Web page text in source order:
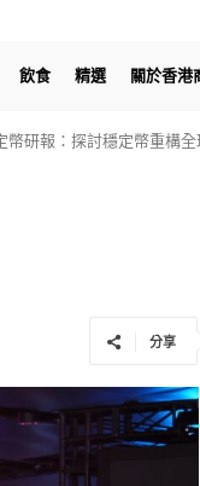
飲食 精選 關於香港
幣研報：探討穩定幣重構
分享